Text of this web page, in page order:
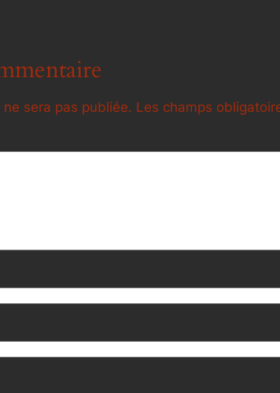
sera pas publiée. Les champs